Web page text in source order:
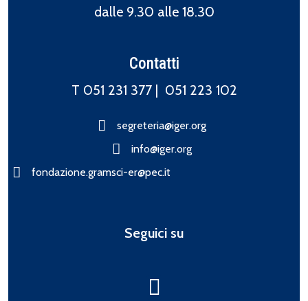
dalle 9.30 alle 18.30
Contatti
T 051 231 377 | 051 223 102
segreteria@iger.org
info@iger.org
fondazione.gramsci-er@pec.it
Seguici su